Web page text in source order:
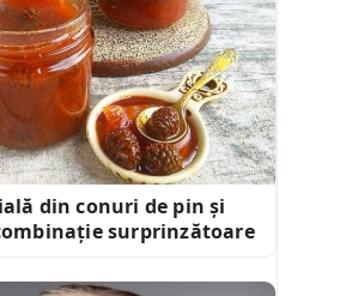
din conuri de pin și
surprinzătoare